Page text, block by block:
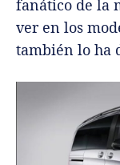
fanático de la
ver en los
también lo ha